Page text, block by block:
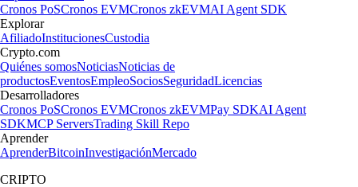
Cronos PoSCronos EVMCronos zkEVMAI Agent SDK
Explorar
AfiliadoInstitucionesCustodia
Crypto.com
Quiénes somosNoticiasNoticias de
productosEventosEmpleoSociosSeguridadLicencias
Desarrolladores
Cronos PoSCronos EVMCronos zkEVMPay SDKAI Agent
SDKMCP ServersTrading Skill Repo
Aprender
AprenderBitcoinInvestigaciónMercado
CRIPTO